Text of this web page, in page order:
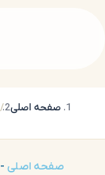
صفحه اصلی
صفحه اصلی -